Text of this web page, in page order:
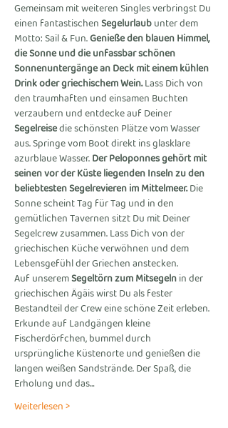
Gemeinsam mit weiteren Singles verbringst Du
einen fantastischen Segelurlaub unter dem
Motto: Sail & Fun. Genieße den blauen Himmel,
die Sonne und die unfassbar schönen
Sonnenuntergänge an Deck mit einem kühlen
Drink oder griechischem Wein. Lass Dich von
den traumhaften und einsamen Buchten
verzaubern und entdecke auf Deiner
Segelreise die schönsten Plätze vom Wasser
aus. Springe vom Boot direkt ins glasklare
azurblaue Wasser. Der Peloponnes gehört mit
seinen vor der Küste liegenden Inseln zu den
beliebtesten Segelrevieren im Mittelmeer. Die
Sonne scheint Tag für Tag und in den
gemütlichen Tavernen sitzt Du mit Deiner
Segelcrew zusammen. Lass Dich von der
griechischen Küche verwöhnen und dem
Lebensgefühl der Griechen anstecken.
Auf unserem Segeltörn zum Mitsegeln in der
griechischen Ägäis wirst Du als fester
Bestandteil der Crew eine schöne Zeit erleben.
Erkunde auf Landgängen kleine
Fischerdörfchen, bummel durch
ursprüngliche Küstenorte und genießen die
langen weißen Sandstrände. Der Spaß, die
Erholung und das…
Weiterlesen >